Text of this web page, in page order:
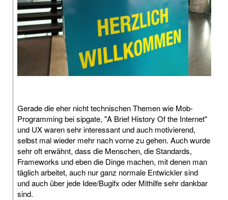
Gerade die eher nicht technischen Themen wie Mob-
Programming bei sipgate, "A Brief History Of the Internet"
und UX waren sehr interessant und auch motivierend,
selbst mal wieder mehr nach vorne zu gehen. Auch wurde
sehr oft erwähnt, dass die Menschen, die Standards,
Frameworks und eben die Dinge machen, mit denen man
täglich arbeitet, auch nur ganz normale Entwickler sind
und auch über jede Idee/Bugifx oder Mithilfe sehr dankbar
sind.